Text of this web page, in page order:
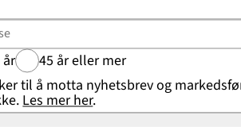
år
45 år eller mer
til å motta nyhetsbrev og
Les mer her.